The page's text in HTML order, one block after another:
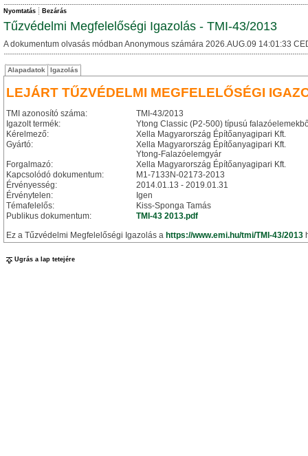
Nyomtatás Bezárás
Tűzvédelmi Megfelelőségi Igazolás - TMI-43/2013
A dokumentum olvasás módban Anonymous számára 2026.AUG.09 14:01:33
Alapadatok Igazolás
LEJÁRT TŰZVÉDELMI MEGFELELŐSÉGI
TMI azonosító száma:
TMI-43/2013
Igazolt termék:
Ytong Classic (P2-500) típusú
Kérelmező:
Xella Magyarország Építőanyagipari Kft.
Gyártó:
Xella Magyarország Építőanyagipari Kft.
Ytong-Falazóelemgyár
Forgalmazó:
Xella Magyarország Építőanyagipari Kft.
Kapcsolódó dokumentum:
M1-7133N-02173-2013
Érvényesség:
2014.01.13 - 2019.01.31
Érvénytelen:
Igen
Témafelelős:
Kiss-Sponga Tamás
Publikus dokumentum:
TMI-43 2013.pdf
Ez a Tűzvédelmi Megfelelőségi Igazolás a https://www.emi.hu/tmi/TMI-43/2013
Ugrás a lap tetejére